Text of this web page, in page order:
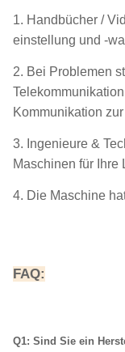
1. Handbücher /
einstellung und -
2. Bei Problemen
Kommunikation
3. Ingenieure &
Maschinen für Ihre
4. Die Maschine
FAQ:
Q1: Sind Sie ein